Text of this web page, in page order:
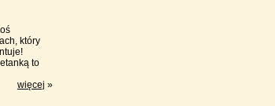
który
to
więcej »